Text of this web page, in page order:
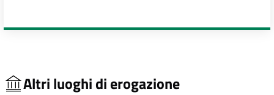
Altri luoghi di erogazione